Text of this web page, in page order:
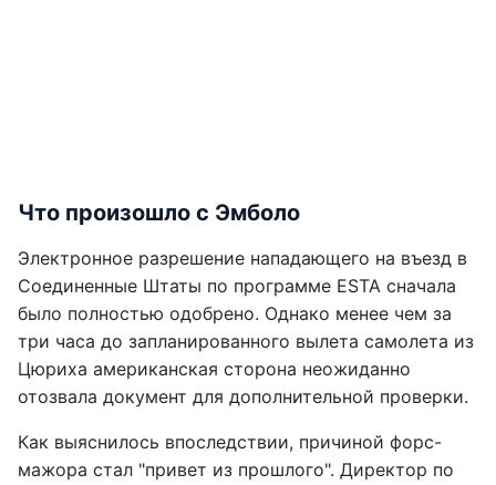
Что произошло с Эмболо
Электронное разрешение нападающего на въезд в
Соединенные Штаты по программе ESTA сначала
было полностью одобрено. Однако менее чем за
три часа до запланированного вылета самолета из
Цюриха американская сторона неожиданно
отозвала документ для дополнительной проверки.
Как выяснилось впоследствии, причиной форс-
мажора стал "привет из прошлого". Директор по